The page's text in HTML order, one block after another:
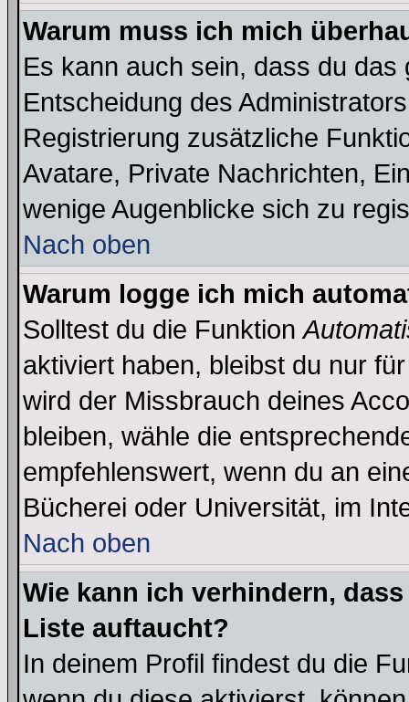
Warum muss ich mich
Es kann auch sein, dass du
Entscheidung des
Registrierung zusätzliche
Avatare, Private Nachrichten,
wenige Augenblicke sich zu
Nach oben
Warum logge ich mich
Solltest du die Funktion
aktiviert haben, bleibst du nur
wird der Missbrauch deines
bleiben, wähle die
empfehlenswert, wenn du an
Bücherei oder Universität, im
Nach oben
Wie kann ich verhindern,
Liste auftaucht?
In deinem Profil findest du die